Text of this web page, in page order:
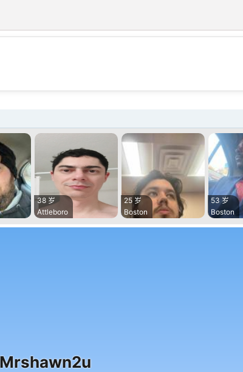
💕
38 岁
Attleboro
25 岁
Boston
53 岁
Boston
Mrshawn2u